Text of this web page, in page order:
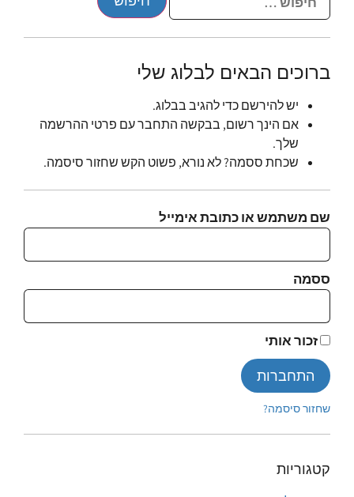
ברוכים הבאים לבלוג שלי
יש להירשם כדי להגיב בבלוג.
אם הינך רשום, בבקשה התחבר עם פרטי ההרשמה
שלך.
שכחת ססמה? לא נורא, פשוט הקש שחזור סיסמה.
שם משתמש או כתובת אימייל
ססמה
זכור אותי
התחברות
שחזור סיסמה?
קטגוריות